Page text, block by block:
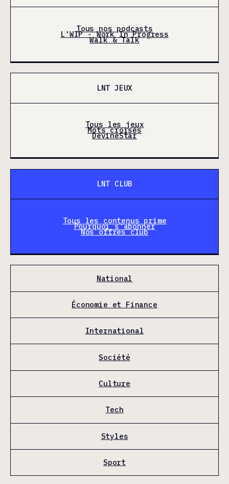
Tous nos podcasts
L'WIP - Work In Progress
Walk & Talk
LNT JEUX
Tous les jeux
Mots croisés
DevineStar
LNT CLUB
Tous les contenus prime
Pourquoi s'abonner
Nos offres club
National
Économie et Finance
International
Société
Culture
Tech
Styles
Sport